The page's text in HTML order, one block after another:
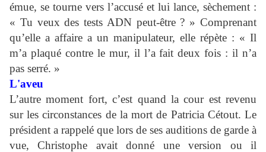
émue, se tourne vers l’accusé et lui lance, sèchement :
« Tu veux des tests ADN peut-être ? » Comprenant
qu’elle a affaire a un manipulateur, elle répète : « Il
m’a plaqué contre le mur, il l’a fait deux fois : il n’a
pas serré. »
L'aveu
L’autre moment fort, c’est quand la cour est revenu
sur les circonstances de la mort de Patricia Cétout. Le
président a rappelé que lors de ses auditions de garde à
vue, Christophe avait donné une version ou il